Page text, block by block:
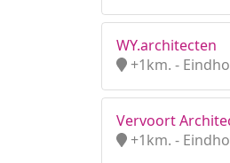
WY.architecten
+1km. -
Vervoort
+1km. -